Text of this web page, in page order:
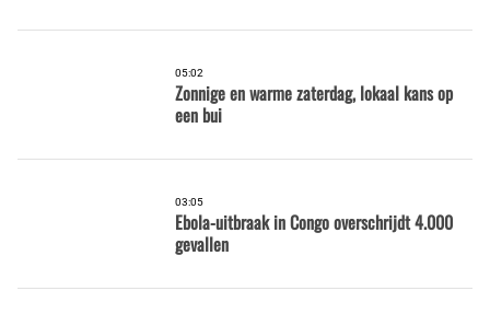
05:02
Zonnige en warme zaterdag, lokaal kans op
een bui
03:05
Ebola-uitbraak in Congo overschrijdt 4.000
gevallen